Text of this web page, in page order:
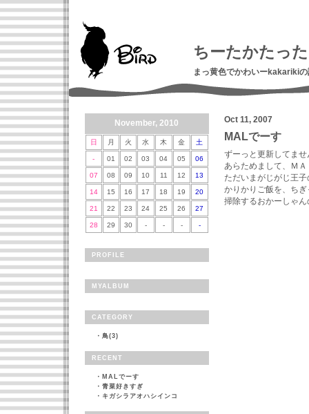
ちーたかたっ
まっ黄色でかわいーkakariki
November, 2010
日 月 火 水 木 金 土
- 01 02 03 04 05 06
07 08 09 10 11 12 13
14 15 16 17 18 19 20
21 22 23 24 25 26 27
28 29 30 - - - -
PROFILE
MYALBUM
CATEGORY
・ 鳥(3)
RECENT
・ MALでーす
・ 青菜好きすぎ
・ キガシラアオハシインコ
Oct 11, 2007
MALでーす
ずーっと更新してま
あらためまして、ＭＡ
ただいまがじがじ王
かりかりご飯を、ち
掃除するおかーしゃ